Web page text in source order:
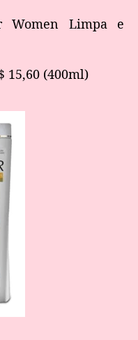
Women Limpa e
15,60 (400ml)